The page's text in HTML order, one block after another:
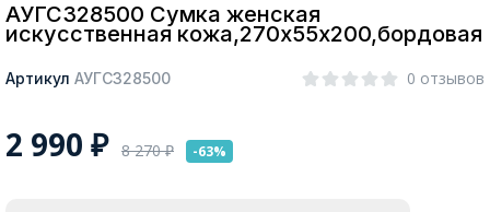
АУГС328500 Сумка женская
искусственная кожа,270х55х200,бордовая
Артикул АУГС328500 0 отзывов
2 990 ₽ 8 270₽ -63%